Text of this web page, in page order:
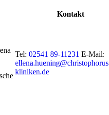
Kontakt
Tel: 02541 89-11231 E-Mail:
kliniken.de